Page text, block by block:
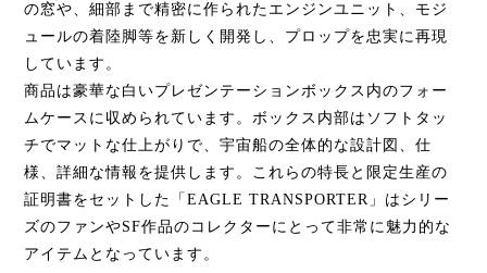
の窓や、細部まで精密に作られたエンジンユニット、モジ
ュールの着陸脚等を新しく開発し、プロップを忠実に再現
しています。
商品は豪華な白いプレゼンテーションボックス内のフォー
ムケースに収められています。ボックス内部はソフトタッ
チでマットな仕上がりで、宇宙船の全体的な設計図、仕
様、詳細な情報を提供します。これらの特長と限定生産の
証明書をセットした「EAGLE TRANSPORTER」はシリー
ズのファンやSF作品のコレクターにとって非常に魅力的な
アイテムとなっています。